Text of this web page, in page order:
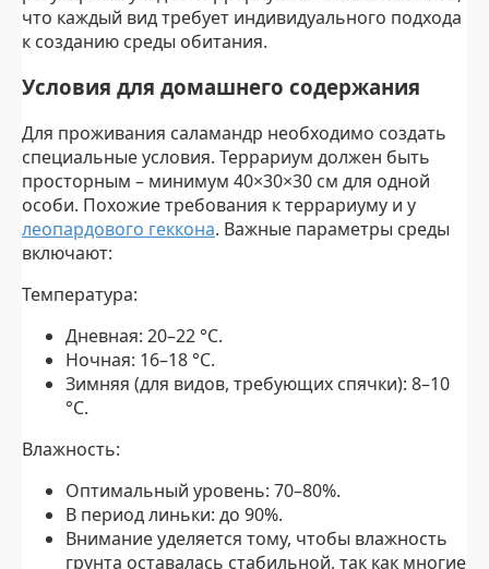
что каждый вид требует индивидуального подхода
к созданию среды обитания.
Условия для домашнего содержания
Для проживания саламандр необходимо создать
специальные условия. Террариум должен быть
просторным – минимум 40×30×30 см для одной
особи. Похожие требования к террариуму и у
леопардового геккона. Важные параметры среды
включают:
Температура:
Дневная: 20–22 °C.
Ночная: 16–18 °C.
Зимняя (для видов, требующих спячки): 8–10
°C.
Влажность:
Оптимальный уровень: 70–80%.
В период линьки: до 90%.
Внимание уделяется тому, чтобы влажность
грунта оставалась стабильной, так как многие